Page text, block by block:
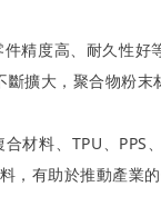
精度高、耐久性
擴大，聚合物粉末
材料、TPU、PPS
，有助於推動產業的